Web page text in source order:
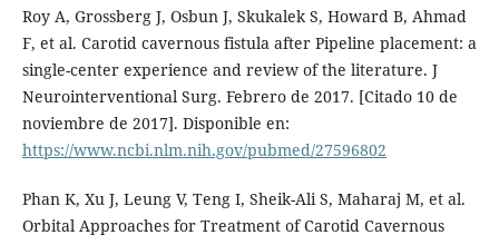
Roy A, Grossberg J, Osbun J, Skukalek S, Howard B, Ahmad
F, et al. Carotid cavernous fistula after Pipeline placement: a
single-center experience and review of the literature. J
Neurointerventional Surg. Febrero de 2017. [Citado 10 de
noviembre de 2017]. Disponible en:
https://www.ncbi.nlm.nih.gov/pubmed/27596802
Phan K, Xu J, Leung V, Teng I, Sheik-Ali S, Maharaj M, et al.
Orbital Approaches for Treatment of Carotid Cavernous